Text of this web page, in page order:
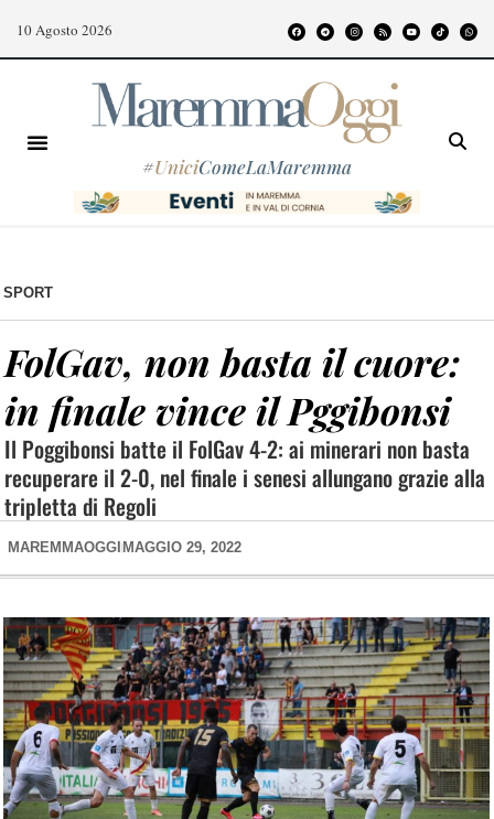
10 Agosto 2026
#UniciComeLaMaremma
SPORT
FolGav, non basta il cuore:
in finale vince il Pggibonsi
Il Poggibonsi batte il FolGav 4-2: ai minerari non basta
recuperare il 2-0, nel finale i senesi allungano grazie alla
tripletta di Regoli
MAREMMAOGGI MAGGIO 29, 2022